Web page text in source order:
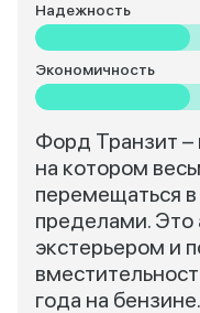
Надежность
Экономичность
Форд Транзит –
на котором
перемещаться в
пределами. Это
экстерьером и
года на